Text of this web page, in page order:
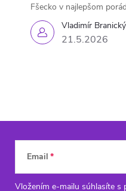
Vladimír Branický
21.5.2026
Fšecko v najlepšom
Email
Vložením e-mailu súhlasíte s